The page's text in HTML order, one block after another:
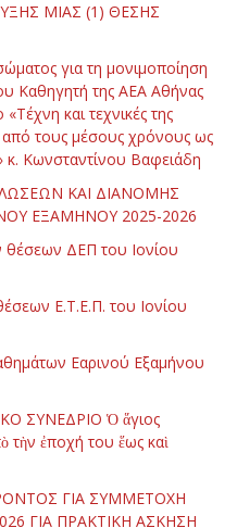
ΜΙΑΣ (1) ΘΕΣΗΣ
για τη μονιμοποίηση
Καθηγητή της ΑΕΑ Αθήνας
και τεχνικές της
τους μέσους χρόνους ως
κ. Κωνσταντίνου Βαφειάδη
ΚΑΙ ΔΙΑΝΟΜΗΣ
ΕΞΑΜΗΝΟΥ 2025-2026
ΔΕΠ του Ιονίου
Ε.Τ.Ε.Π. του Ιονίου
Εαρινού Εξαμήνου
ΣΥΝΕΔΡΙΟ Ὁ ἅγιος
τὴν ἐποχή του ἕως καὶ
ΓΙΑ ΣΥΜΜΕΤΟΧΗ
ΓΙΑ ΠΡΑΚΤΙΚΗ ΑΣΚΗΣΗ